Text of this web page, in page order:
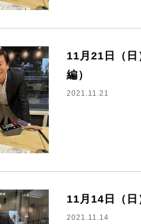
11月21日（
編）
2021.11.21
11月14日（日
2021.11.14